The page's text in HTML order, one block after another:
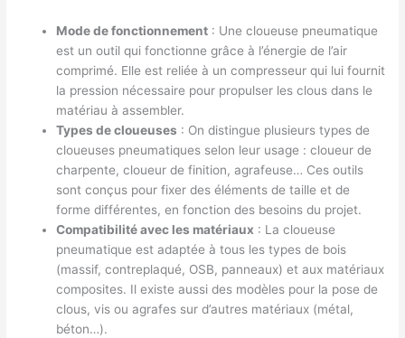
Mode de fonctionnement : Une cloueuse pneumatique
est un outil qui fonctionne grâce à l’énergie de l’air
comprimé. Elle est reliée à un compresseur qui lui fournit
la pression nécessaire pour propulser les clous dans le
matériau à assembler.
Types de cloueuses : On distingue plusieurs types de
cloueuses pneumatiques selon leur usage : cloueur de
charpente, cloueur de finition, agrafeuse… Ces outils
sont conçus pour fixer des éléments de taille et de
forme différentes, en fonction des besoins du projet.
Compatibilité avec les matériaux : La cloueuse
pneumatique est adaptée à tous les types de bois
(massif, contreplaqué, OSB, panneaux) et aux matériaux
composites. Il existe aussi des modèles pour la pose de
clous, vis ou agrafes sur d’autres matériaux (métal,
béton…).